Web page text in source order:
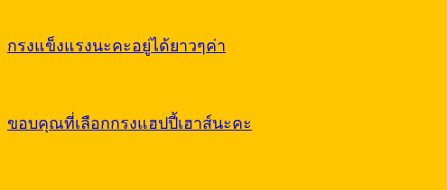
กรงแข็งแรงนะคะอยู่ได้ยาวๆค่า
ขอบคุณที่เลือกกรงแฮปปี้เฮาส์นะคะ